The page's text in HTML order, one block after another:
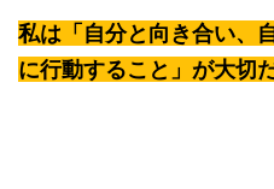
私は「自分と向き合い、
に行動すること」が大切